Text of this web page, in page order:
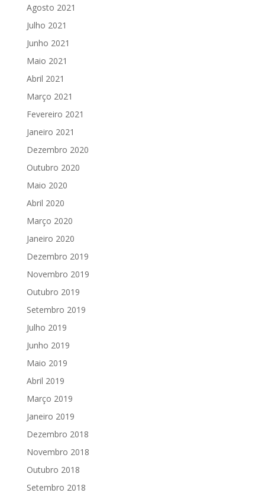
Agosto 2021
Julho 2021
Junho 2021
Maio 2021
Abril 2021
Março 2021
Fevereiro 2021
Janeiro 2021
Dezembro 2020
Outubro 2020
Maio 2020
Abril 2020
Março 2020
Janeiro 2020
Dezembro 2019
Novembro 2019
Outubro 2019
Setembro 2019
Julho 2019
Junho 2019
Maio 2019
Abril 2019
Março 2019
Janeiro 2019
Dezembro 2018
Novembro 2018
Outubro 2018
Setembro 2018